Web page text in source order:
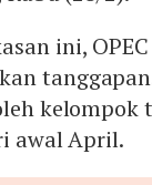
ini,
awal April.